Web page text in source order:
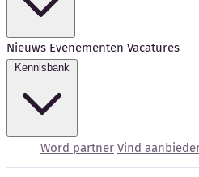
Nieuws Evenementen Vacatures
Word partner Vind